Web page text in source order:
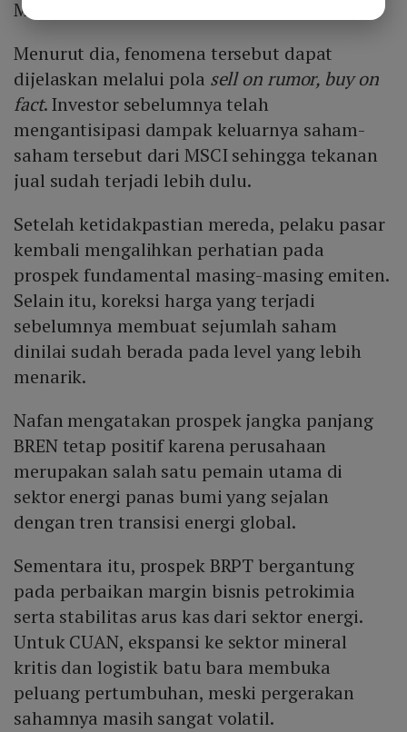
Mei yang efektif berlaku mulai 2 Juni 2026.
Menurut dia, fenomena tersebut dapat
dijelaskan melalui pola sell on rumor, buy on
fact. Investor sebelumnya telah
mengantisipasi dampak keluarnya saham-
saham tersebut dari MSCI sehingga tekanan
jual sudah terjadi lebih dulu.
Setelah ketidakpastian mereda, pelaku pasar
kembali mengalihkan perhatian pada
prospek fundamental masing-masing emiten.
Selain itu, koreksi harga yang terjadi
sebelumnya membuat sejumlah saham
dinilai sudah berada pada level yang lebih
menarik.
Nafan mengatakan prospek jangka panjang
BREN tetap positif karena perusahaan
merupakan salah satu pemain utama di
sektor energi panas bumi yang sejalan
dengan tren transisi energi global.
Sementara itu, prospek BRPT bergantung
pada perbaikan margin bisnis petrokimia
serta stabilitas arus kas dari sektor energi.
Untuk CUAN, ekspansi ke sektor mineral
kritis dan logistik batu bara membuka
peluang pertumbuhan, meski pergerakan
sahamnya masih sangat volatil.